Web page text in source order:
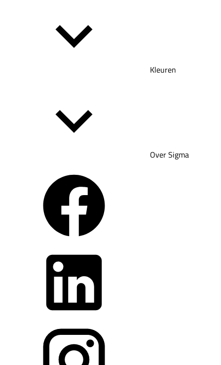
Kleuren
Over Sigma